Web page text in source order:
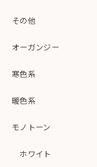
その他
オーガンジー
寒色系
暖色系
モノトーン
ホワイト